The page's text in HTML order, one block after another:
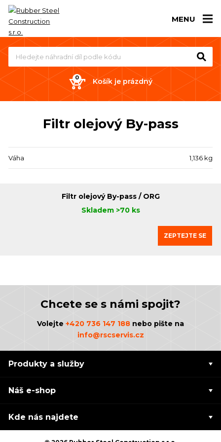
MENU
Košík je prázdný
Filtr olejový By-pass
Váha 1,136 kg
Filtr olejový By-pass / ORG
Skladem >70 ks
ZEPTEJTE SE
Chcete se s námi spojit?
Volejte +420 736 147 188 nebo pište na
info@rscservis.cz
Produkty a služby
Náš e-shop
Kde nás najdete